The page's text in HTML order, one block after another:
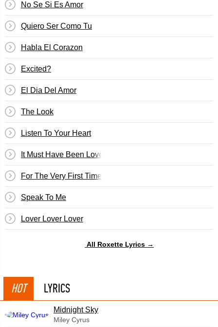
No Se Si Es Amor
Quiero Ser Como Tu
Habla El Corazon
Excited?
El Dia Del Amor
The Look
Listen To Your Heart
It Must Have Been Love
For The Very First Time
Speak To Me
Lover Lover Lover
All Roxette Lyrics →
HOT LYRICS
Midnight Sky
Miley Cyrus